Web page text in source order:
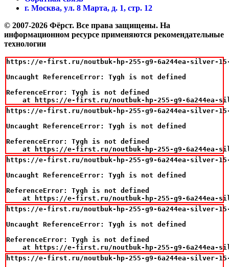
г. Москва, ул. 8 Марта, д. 1, стр. 12
© 2007-2026 Фёрст. Все права защищены. На
информационном ресурсе применяются рекомендательные
технологии
https://e-first.ru/noutbuk-hp-255-g9-6a244ea-silver-15-
Uncaught ReferenceError: Tygh is not defined
ReferenceError: Tygh is not defined
at https://e-first.ru/noutbuk-hp-255-g9-6a244ea-
https://e-first.ru/noutbuk-hp-255-g9-6a244ea-silver-15-
Uncaught ReferenceError: Tygh is not defined
ReferenceError: Tygh is not defined
at https://e-first.ru/noutbuk-hp-255-g9-6a244ea-
https://e-first.ru/noutbuk-hp-255-g9-6a244ea-silver-15-
Uncaught ReferenceError: Tygh is not defined
ReferenceError: Tygh is not defined
at https://e-first.ru/noutbuk-hp-255-g9-6a244ea-
https://e-first.ru/noutbuk-hp-255-g9-6a244ea-silver-15-
Uncaught ReferenceError: Tygh is not defined
ReferenceError: Tygh is not defined
at https://e-first.ru/noutbuk-hp-255-g9-6a244ea-
https://e-first.ru/noutbuk-hp-255-g9-6a244ea-silver-15-